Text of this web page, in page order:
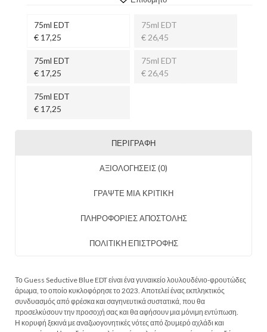
75ml EDT
€ 17,25
75ml EDT
€ 26,45
75ml EDT
€ 17,25
75ml EDT
€ 26,45
75ml EDT
€ 17,25
ΠΕΡΙΓΡΑΦΉ
ΑΞΙΟΛΟΓΉΣΕΙΣ (0)
ΓΡΑΨΤΕ ΜΙΑ ΚΡΙΤΙΚΗ
ΠΛΗΡΟΦΟΡΙΕΣ ΑΠΟΣΤΟΛΗΣ
ΠΟΛΙΤΙΚΗ ΕΠΙΣΤΡΟΦΗΣ
Το Guess Seductive Blue EDT είναι ένα γυναικείο λουλουδένιο-φρουτώδες
άρωμα, το οποίο κυκλοφόρησε το 2023. Αποτελεί ένας εκπληκτικός
συνδυασμός από φρέσκα και σαγηνευτικά συστατικά, που θα
προσελκύσουν την προσοχή σας και θα αφήσουν μια μόνιμη εντύπωση.
Η κορυφή ξεκινά με αναζωογονητικές νότες από ζουμερό αχλάδι και